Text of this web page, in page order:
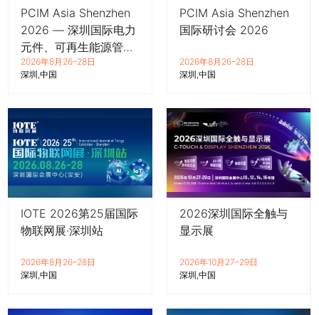
PCIM Asia Shenzhen
2026 — 深圳国际电力
元件、可再生能源管理
展览会暨研讨会
2026年8月26–28日
深圳 中国
PCIM Asia Shenzhen
国际研讨会 2026
2026年8月26–28日
深圳 中国
IOTE 2026第25届国际
物联网展·深圳站
2026年8月26–28日
深圳 中国
2026深圳国际全触与
显示展
2026年10月27–29日
深圳 中国
推广链接：